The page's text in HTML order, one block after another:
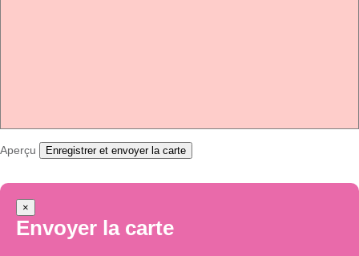
Aperçu Enregistrer et envoyer la carte
×
Envoyer la carte